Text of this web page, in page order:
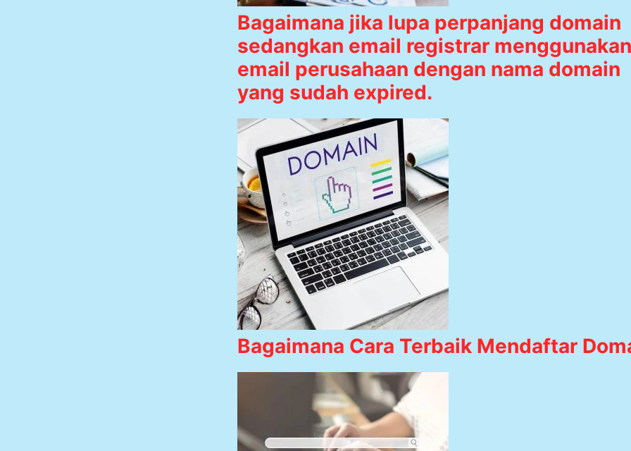
Bagaimana jika lupa perpanjang domain
sedangkan email registrar menggunakan
email perusahaan dengan nama domain
yang sudah expired.
Bagaimana Cara Terbaik Mendaftar